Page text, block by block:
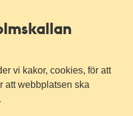
vi kakor, cookies, för att
att webbplatsen ska